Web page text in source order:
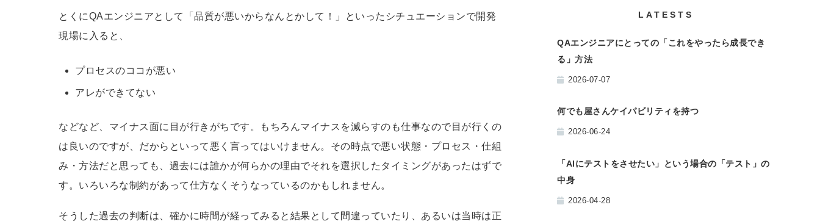
とくにQAエンジニアとして「品質が悪いからなんとかして！」といったシチュエーションで開発
現場に入ると、
プロセスのココが悪い
アレができてない
などなど、マイナス面に目が行きがちです。もちろんマイナスを減らすのも仕事なので目が行くの
は良いのですが、だからといって悪く言ってはいけません。その時点で悪い状態・プロセス・仕組
み・方法だと思っても、過去には誰かが何らかの理由でそれを選択したタイミングがあったはずで
す。いろいろな制約があって仕方なくそうなっているのかもしれません。
そうした過去の判断は、確かに時間が経ってみると結果として間違っていたり、あるいは当時は正
LATESTS
QAエンジニアにとっての「これをやったら成長でき
る」方法
2026-07-07
何でも屋さんケイパビリティを持つ
2026-06-24
「AIにテストをさせたい」という場合の「テスト」の
中身
2026-04-28